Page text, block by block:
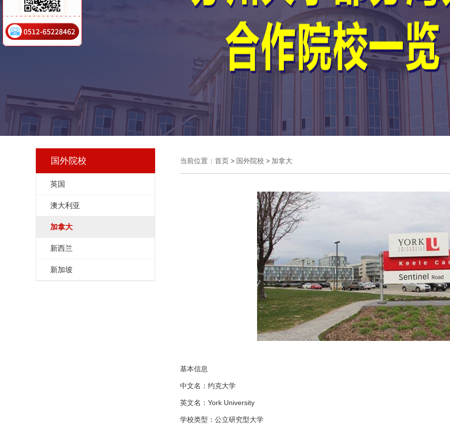
国外院校
英国
澳大利亚
加拿大
新西兰
新加坡
当前位置： 首页 国外院校 加拿大
基本信息
中文名：约克大学
英文名：York University
学校类型：公立研究型大学